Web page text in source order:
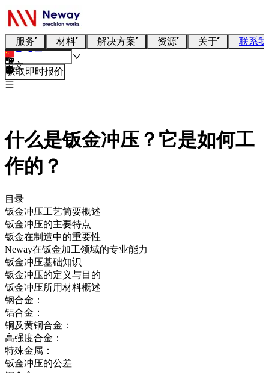
服务 材料 解决方案 资源 关于 联系
中文
获取即时报价
什么是钣金冲压？它是如何工
作的？
目录
钣金冲压工艺简要概述
钣金冲压的主要特点
钣金在制造中的重要性
Neway在钣金加工领域的专业能力
钣金冲压基础知识
钣金冲压的定义与目的
钣金冲压所用材料概述
钢合金：
铝合金：
铜及黄铜合金：
高强度合金：
特殊金属：
钣金冲压的公差